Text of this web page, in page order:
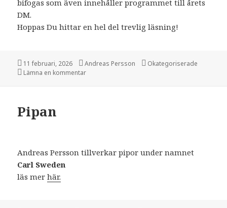
bifogas som även innehåller programmet till årets
DM.
Hoppas Du hittar en hel del trevlig läsning!
Postat
11 februari, 2026 Författare
Andreas Persson Kategorier
Okategoriserade
Lämna en kommentar
Pipan
Andreas Persson tillverkar pipor under namnet
Carl Sweden
läs merhär.